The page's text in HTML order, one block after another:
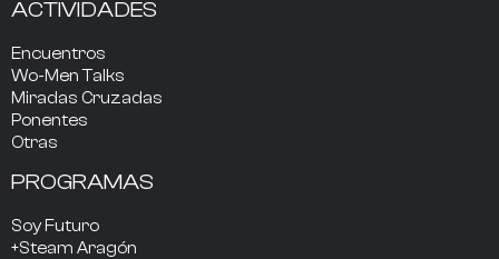
ACTIVIDADES
Encuentros
Wo-Men Talks
Miradas Cruzadas
Ponentes
Otras
PROGRAMAS
Soy Futuro
+Steam Aragón